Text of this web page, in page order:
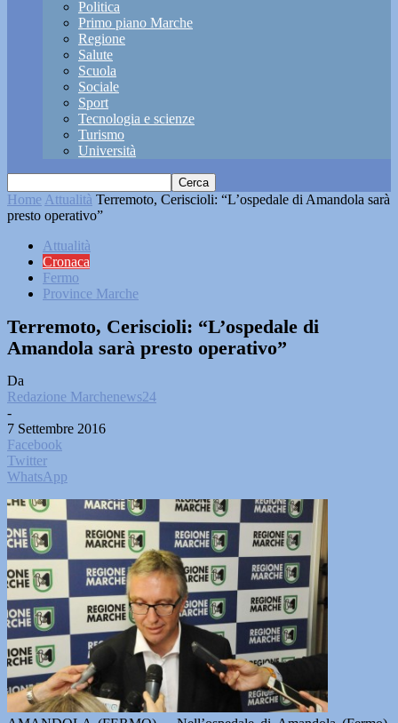
Politica
Primo piano Marche
Regione
Salute
Scuola
Sociale
Sport
Tecnologia e scienze
Turismo
Università
Home Attualità Terremoto, Ceriscioli: “L’ospedale di Amandola sarà
presto operativo”
Attualità
Cronaca
Fermo
Province Marche
Terremoto, Ceriscioli: “L’ospedale di
Amandola sarà presto operativo”
Da
Redazione Marchenews24
-
7 Settembre 2016
Facebook
Twitter
WhatsApp